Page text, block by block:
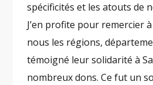
spécificités et les atouts de
J’en profite pour remercier
nous les régions,
témoigné leur solidarité à
nombreux dons. Ce fut un